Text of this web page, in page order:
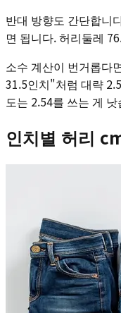
반대 방향도 간단합니
면 됩니다. 허리둘레
소수 계산이 번거롭다
31.5인치"처럼 대략
도는 2.54를 쓰는 게
인치별 허리